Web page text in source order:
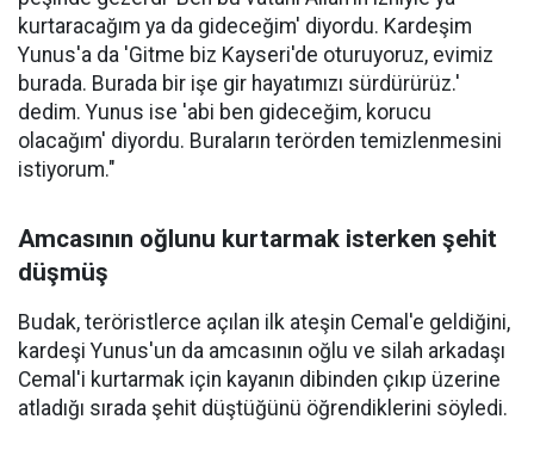
kurtaracağım ya da gideceğim' diyordu. Kardeşim
Yunus'a da 'Gitme biz Kayseri'de oturuyoruz, evimiz
burada. Burada bir işe gir hayatımızı sürdürürüz.'
dedim. Yunus ise 'abi ben gideceğim, korucu
olacağım' diyordu. Buraların terörden temizlenmesini
istiyorum."
Amcasının oğlunu kurtarmak isterken şehit
düşmüş
Budak, teröristlerce açılan ilk ateşin Cemal'e geldiğini,
kardeşi Yunus'un da amcasının oğlu ve silah arkadaşı
Cemal'i kurtarmak için kayanın dibinden çıkıp üzerine
atladığı sırada şehit düştüğünü öğrendiklerini söyledi.